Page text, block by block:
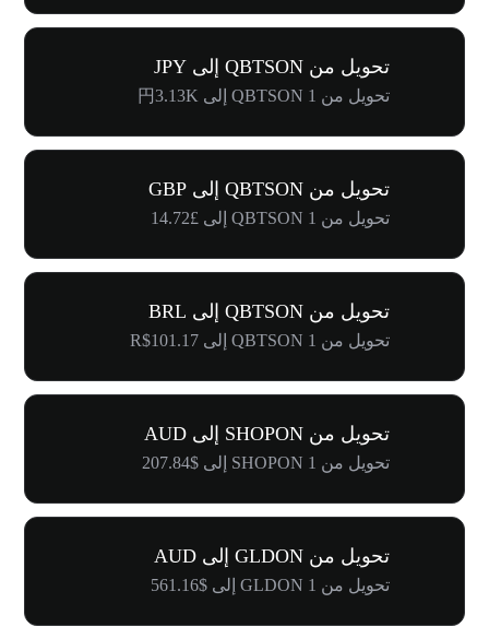
تحويل من QBTSON إلى JPY
تحويل من 1 QBTSON إلى 円3.13K
تحويل من QBTSON إلى GBP
تحويل من 1 QBTSON إلى £14.72
تحويل من QBTSON إلى BRL
تحويل من 1 QBTSON إلى R$101.17
تحويل من SHOPON إلى AUD
تحويل من 1 SHOPON إلى $207.84
تحويل من GLDON إلى AUD
تحويل من 1 GLDON إلى $561.16